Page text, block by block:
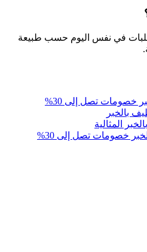
في نفس اليوم حسب طبيعة
تصل إلى 30%
بالخبر
المثالية
خصومات تصل إلى 30%